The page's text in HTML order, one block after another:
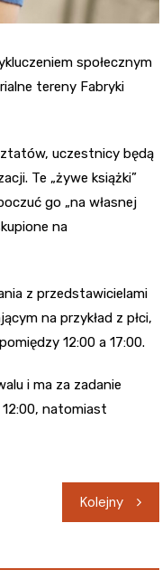
społecznym
tereny Fabryki
uczestnicy będą
Te „żywe książki”
go „na własnej
na
z przedstawicielami
na przykład z płci,
12:00 a 17:00.
i ma za zadanie
natomiast
Kolejny